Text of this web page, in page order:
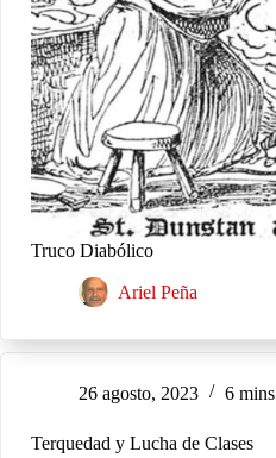
Truco Diabólico
Ariel Peña
26 agosto, 2023 6 mins
Terquedad y Lucha de Clases